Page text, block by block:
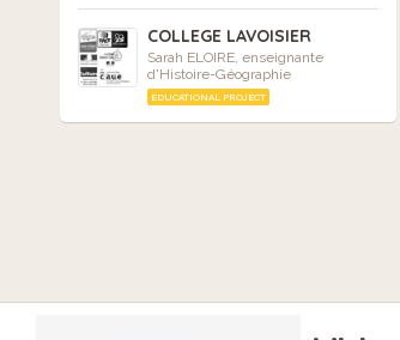
COLLEGE LAVOISIER
Sarah ELOIRE, enseignante
d'Histoire-Géographie
EDUCATIONAL PROJECT